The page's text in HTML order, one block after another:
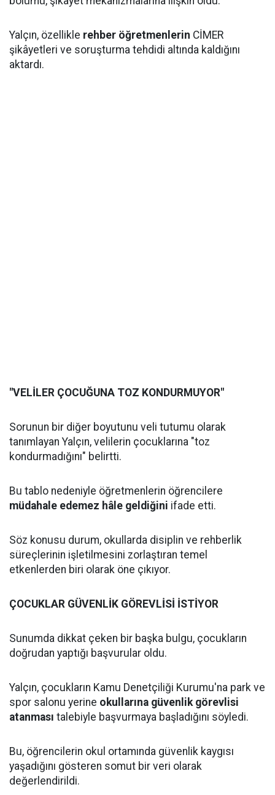
Yalçın, özellikle rehber öğretmenlerin CİMER
şikâyetleri ve soruşturma tehdidi altında kaldığını
aktardı.
"VELİLER ÇOCUĞUNA TOZ KONDURMUYOR"
Sorunun bir diğer boyutunu veli tutumu olarak
tanımlayan Yalçın, velilerin çocuklarına "toz
kondurmadığını" belirtti.
Bu tablo nedeniyle öğretmenlerin öğrencilere
müdahale edemez hâle geldiğini ifade etti.
Söz konusu durum, okullarda disiplin ve rehberlik
süreçlerinin işletilmesini zorlaştıran temel
etkenlerden biri olarak öne çıkıyor.
ÇOCUKLAR GÜVENLİK GÖREVLİSİ İSTİYOR
Sunumda dikkat çeken bir başka bulgu, çocukların
doğrudan yaptığı başvurular oldu.
Yalçın, çocukların Kamu Denetçiliği Kurumu'na park ve
spor salonu yerine okullarına güvenlik görevlisi
atanması talebiyle başvurmaya başladığını söyledi.
Bu, öğrencilerin okul ortamında güvenlik kaygısı
yaşadığını gösteren somut bir veri olarak
değerlendirildi.